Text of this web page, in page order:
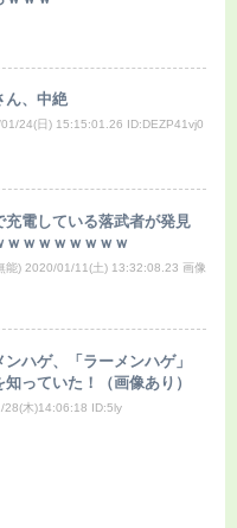
ん、中絶
24(日) 15:15:01.26 ID:DEZP41vj0
充電している落武者が発見
ｗｗｗｗｗｗｗ
能) 2020/01/11(土) 13:32:08.23 画像
ンハゲ、「ラーメンハゲ」
っていた！（画像あり）
28(木)14:06:18 ID:5ly